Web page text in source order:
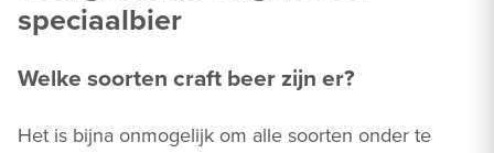
speciaalbier
Welke soorten craft beer zijn er?
Het is bijna onmogelijk om alle soorten onder te